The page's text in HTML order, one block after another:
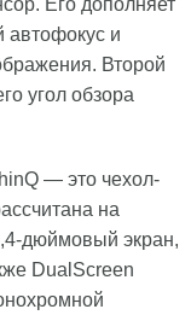
автофокус и
Второй
угол обзора
— это чехол-
на
дюймовый экран,
DualScreen